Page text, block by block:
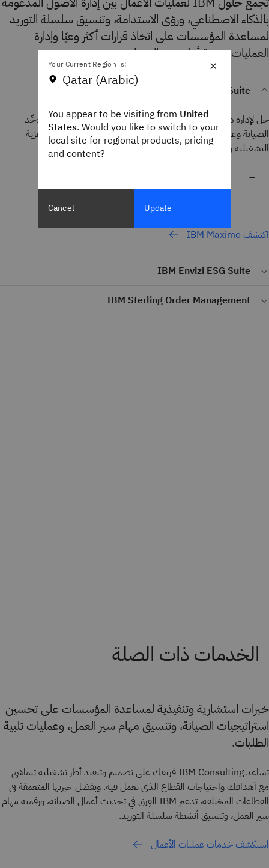
بالذكاء الاصطناعي، ورؤى الاستدامة، وتنسيق سلسلة التوريد
لمساعدة المؤسسات على اتخاذ قرارات أكثر وعيًا وإدارة
العمليات بدرجة أعلى من الاتساق.
IBM Maximo Application Suite
حل لإدارة دورة حياة الأصول والمرافق مدعوم بالذكاء الاصطناعي، يوحِّد
الصيانة وعمليات الفحص والموثوقية للمساعدة على تحسين الجاهزية
التشغيلية والأداء.
اكتشف IBM Maximo
IBM Envizi ESG Suite
البيانات التشغيلية والبيئية.
IBM Sterling Order Management
الخدمات ذات الصلة
خبرات استشارية وتنفيذية لمساعدة المؤسسات على تحسين
استراتيجيات الصيانة، وتنسيق مهام سير العمل، وعمليات تلبية
الطلبات.
تساعد IBM Consulting فريقك على تصميم وتنفيذ أطر تشغيلية تتماشى
مع أهدافك واحتياجات القطاع الذي تعمل فيه. وبفضل خبرتها المتعمقة في
القطاعات المختلفة، تدعم IBM الفِرق في تحديث أعمال الصيانة، ورقمنة مهام
سير العمل، وتنسيق أنشطة سلسلة التوريد.
استكشف خدمات عمليات الأعمال
×
Your Current Region is:
Qatar (Arabic)
You appear to be visiting from United
States. Would you like to switch to your
local site for regional products, pricing
and content?
Cancel Update